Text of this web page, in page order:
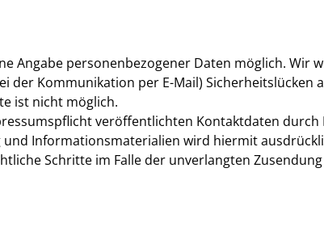
Angabe personenbezogener Daten möglich. Wir
der Kommunikation per E-Mail) Sicherheitslücken
ist nicht möglich.
veröffentlichten Kontaktdaten
Informationsmaterialien wird hiermit
Schritte im Falle der unverlangten